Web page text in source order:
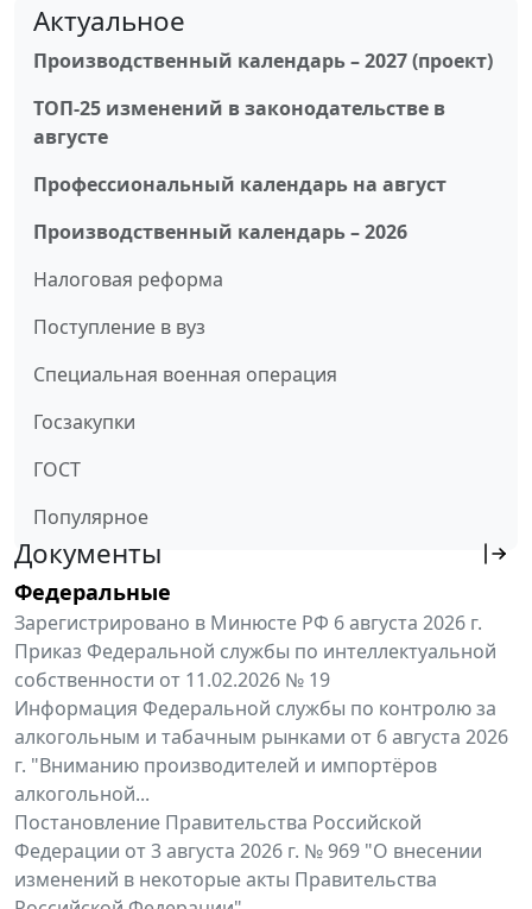
Актуальное
Производственный календарь – 2027 (проект)
ТОП-25 изменений в законодательстве в
августе
Профессиональный календарь на август
Производственный календарь – 2026
Налоговая реформа
Поступление в вуз
Специальная военная операция
Госзакупки
ГОСТ
Популярное
Документы
Федеральные
Зарегистрировано в Минюсте РФ 6 августа 2026 г.
Приказ Федеральной службы по интеллектуальной
собственности от 11.02.2026 № 19
Информация Федеральной службы по контролю за
алкогольным и табачным рынками от 6 августа 2026
г. "Вниманию производителей и импортёров
алкогольной...
Постановление Правительства Российской
Федерации от 3 августа 2026 г. № 969 "О внесении
изменений в некоторые акты Правительства